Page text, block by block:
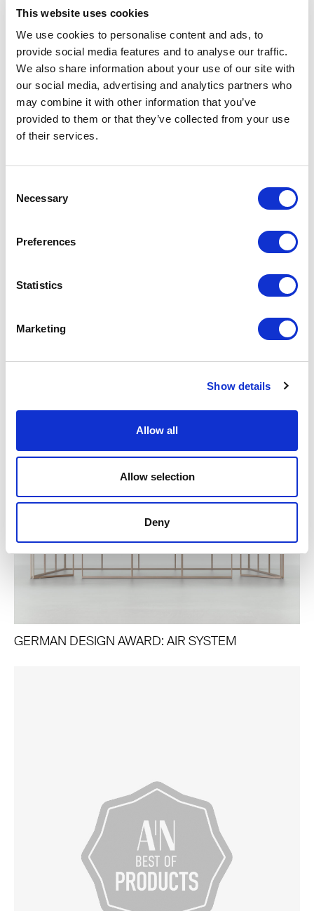
This website uses cookies
We use cookies to personalise content and ads, to
provide social media features and to analyse our traffic.
We also share information about your use of our site with
our social media, advertising and analytics partners who
may combine it with other information that you’ve
provided to them or that they’ve collected from your use
of their services.
Selection
Necessary
Preferences
Statistics
Marketing
Show details
Allow all
Allow selection
Deny
Im Zentrum des Projekts steht ein
charakteristisches Merkmal: zwei strukturelle
Elemente, die Blättern ähneln und sich
ausgehend von einer linearen Geometrie nach
oben biegen und sich zur Mitte hin annähern.
Eine gestalterische Geste, die an den
griechischen Buchstaben erinnert, von dem der
Tisch seinen Namen erhält.
Das Ergebnis ist ein Gleichgewicht zwischen
visueller Leichtigkeit und struktureller Solidität, in
eleganten und hoch wiedererkennbaren
VERWANDTE ARTIKEL
GERMAN DESIGN AWARD: AIR SYSTEM